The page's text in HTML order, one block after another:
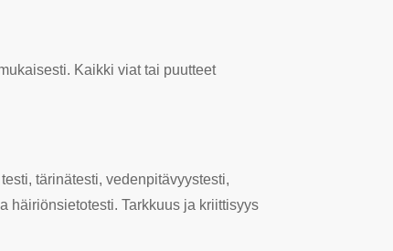
Kaikki viat tai puutteet
tärinätesti, vedenpitävyystesti,
häiriönsietotesti. Tarkkuus ja kriittisyys